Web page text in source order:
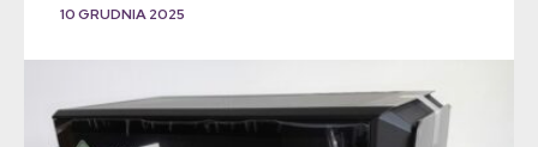
10 GRUDNIA 2025